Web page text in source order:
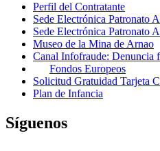
Perfil del Contratante
Sede Electrónica Patronato
Sede Electrónica Patronato
Museo de la Mina de Arnao
Canal Infofraude: Denuncia
Fondos Europeos
Solicitud Gratuidad Tarjeta
Plan de Infancia
Síguenos